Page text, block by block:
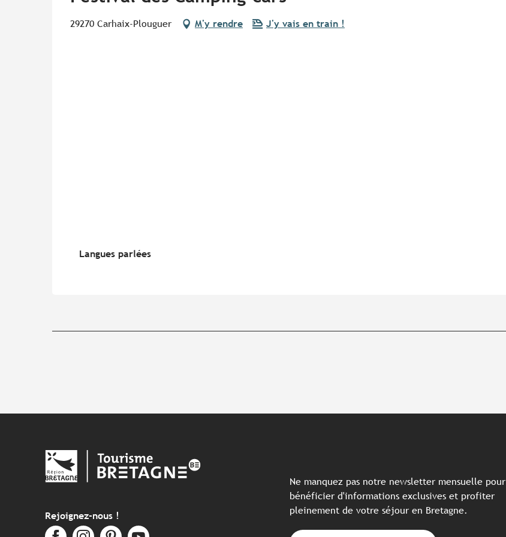
29270 Carhaix-Plouguer M'y rendre J'y vais en train !
Langues parlées
Langues parlées
Rejoignez-nous !
Ne manquez pas notre newsletter mensuelle pour
bénéficier d'informations exclusives et profiter
pleinement de votre séjour en Bretagne.